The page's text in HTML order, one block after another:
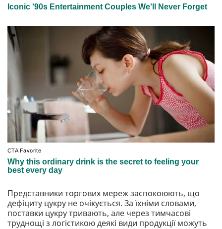
Представники торгових мереж заспокоюють, що
дефіциту цукру не очікується. За їхніми словами,
поставки цукру тривають, але через тимчасові
труднощі з логістикою деякі види продукції можуть